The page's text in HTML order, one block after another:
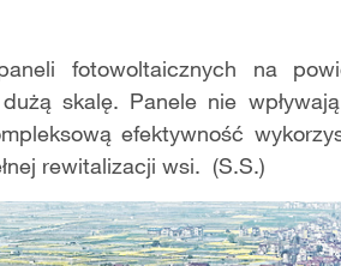
fotowoltaicznych na
skalę. Panele nie
efektywność
rewitalizacji wsi. (S.S.)